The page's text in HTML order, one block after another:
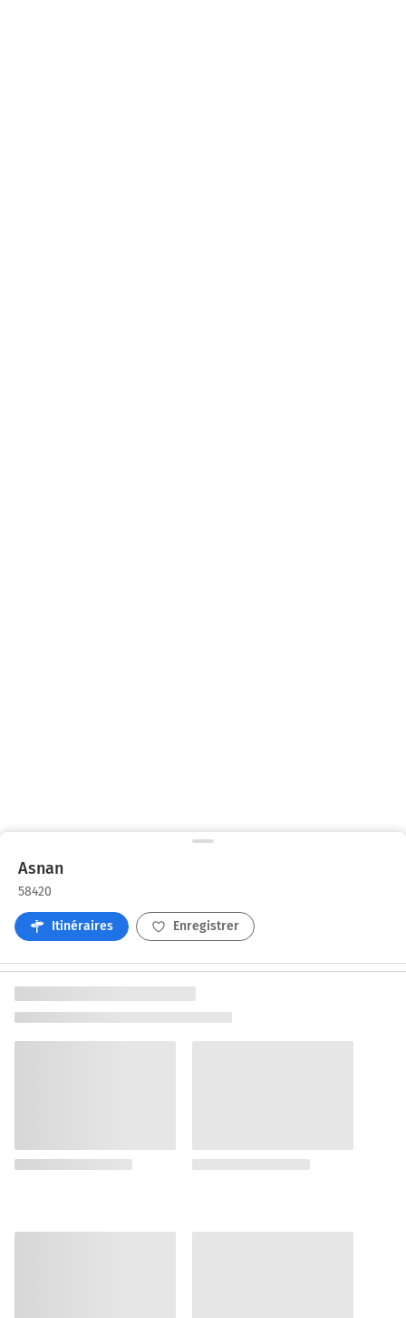
Asnan
58420
Itinéraires Enregistrer